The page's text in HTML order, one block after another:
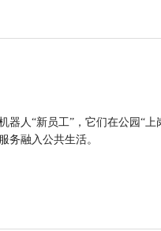
器人“新员工”，它们在公园“
务融入公共生活。